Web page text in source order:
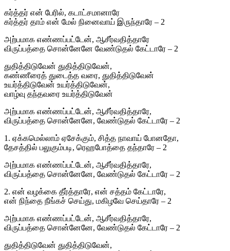
கர்த்தர் என் பேரில், கடாட்சமானாரே
கர்த்தர் தாம் என் மேல் நினைவாய் இருந்தாரே – 2
அற்பமாக எண்ணப்பட்டேன், ஆசீர்வதித்தாரே
விருப்பத்தை சொன்னேனே வேண்டுதல் கேட்டாரே – 2
துதித்திடுவேன் துதித்திடுவேன்,
கண்ணீரைத் துடைத்த வரை, துதித்திடுவேன்
உயர்த்திடுவேன் உயர்த்திடுவேன்,
வாழ்வு தந்தவரை உயர்த்திடுவேன்
அற்பமாக எண்ணப்பட்டேன், ஆசீர்வதித்தாரே,
விருப்பத்தை சொன்னேனே, வேண்டுதல் கேட்டாரே – 2
1. ஏக்கமெல்லாம் ஏசேக்கும், சித்த நாவாய் போனதோ,
தேசத்தில் பலுகும்படி, ரெஹபோத்தை தந்தாரே – 2
அற்பமாக எண்ணப்பட்டேன், ஆசீர்வதித்தாரே,
விருப்பத்தை சொன்னேனே, வேண்டுதல் கேட்டாரே – 2
2. என் வழக்கை தீர்த்தாரே, என் சத்தம் கேட்டாரே,
என் நிந்தை நீங்கச் செய்து, மகிழவே செய்தாரே – 2
அற்பமாக எண்ணப்பட்டேன், ஆசீர்வதித்தாரே,
விருப்பத்தை சொன்னேனே, வேண்டுதல் கேட்டாரே – 2
துதித்திடுவேன் துதித்திடுவேன்,